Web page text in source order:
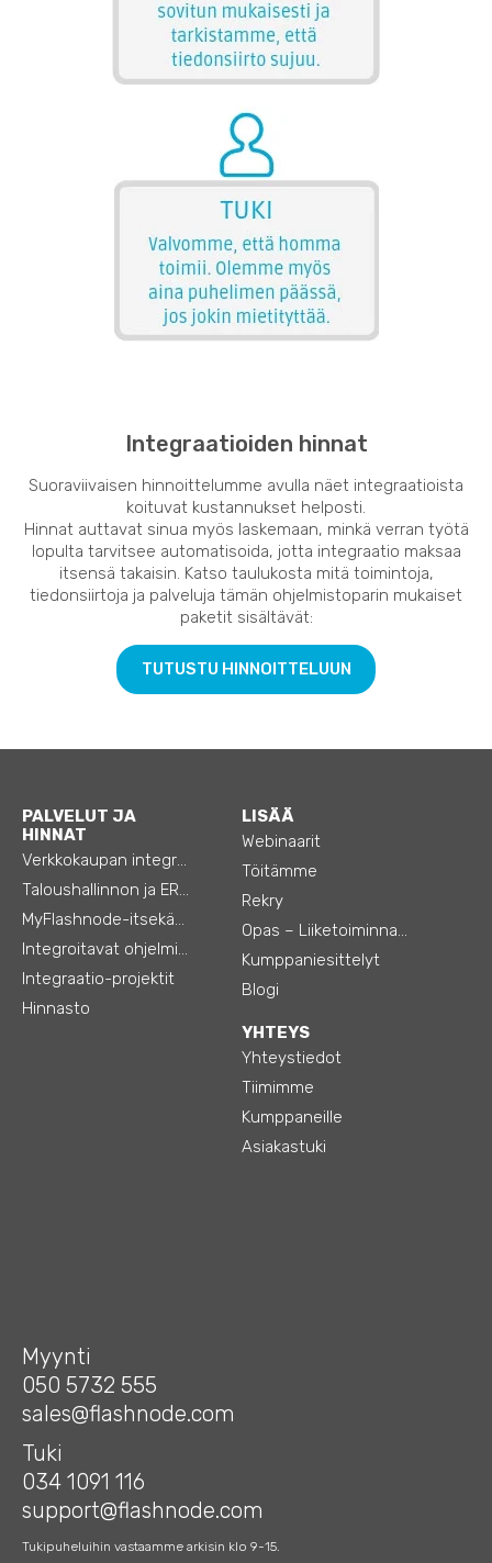
Integraatioiden hinnat
Suoraviivaisen hinnoittelumme avulla näet integraatioista
koituvat kustannukset helposti.
Hinnat auttavat sinua myös laskemaan, minkä verran työtä
lopulta tarvitsee automatisoida, jotta integraatio maksaa
itsensä takaisin. Katso taulukosta mitä toimintoja,
tiedonsiirtoja ja palveluja tämän ohjelmistoparin mukaiset
paketit sisältävät:
TUTUSTU HINNOITTELUUN
PALVELUT JA
HINNAT
Verkkokaupan integraatiot
Taloushallinnon ja ERP:n integraatiot
MyFlashnode-itsekäyttö-automaatio
Integroitavat ohjelmistot
Integraatio-projektit
Hinnasto
LISÄÄ
Webinaarit
Töitämme
Rekry
Opas – Liiketoiminnan tehostamiseen
Kumppaniesittelyt
Blogi
YHTEYS
Yhteystiedot
Tiimimme
Kumppaneille
Asiakastuki
Myynti
050 5732 555
sales@flashnode.com
Tuki
034 1091 116
support@flashnode.com
Tukipuheluihin vastaamme arkisin klo 9-15.